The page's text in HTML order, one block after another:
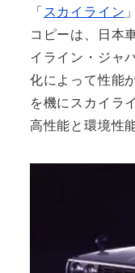
「スカイライン
コピーは、日本
イライン・ジャ
化によって性能
を機にスカイラ
高性能と環境性